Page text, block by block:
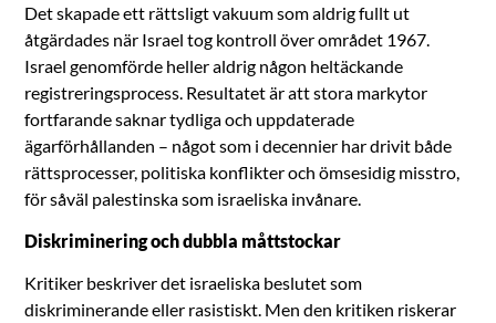
Det skapade ett rättsligt vakuum som aldrig fullt ut
åtgärdades när Israel tog kontroll över området 1967.
Israel genomförde heller aldrig någon heltäckande
registreringsprocess. Resultatet är att stora markytor
fortfarande saknar tydliga och uppdaterade
ägarförhållanden – något som i decennier har drivit både
rättsprocesser, politiska konflikter och ömsesidig misstro,
för såväl palestinska som israeliska invånare.
Diskriminering och dubbla måttstockar
Kritiker beskriver det israeliska beslutet som
diskriminerande eller rasistiskt. Men den kritiken riskerar